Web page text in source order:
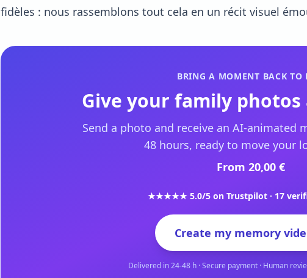
fidèles : nous rassemblons tout cela en un récit visuel
BRING A MOMENT BACK TO
Give your family photos
Send a photo and receive an AI-animated
48 hours, ready to move your
From 20,00 €
★★★★★ 5.0/5 on Trustpilot · 17
Create my memory
Delivered in 24-48 h · Secure payment · Human